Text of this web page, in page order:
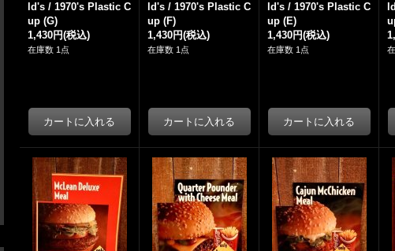
ld's / 1970's Plastic C
up (G)
1,430円(税込)
在庫数 1点
ld's / 1970's Plastic C
up (F)
1,430円(税込)
在庫数 1点
ld's / 1970's Plastic C
up (E)
1,430円(税込)
在庫数 1点